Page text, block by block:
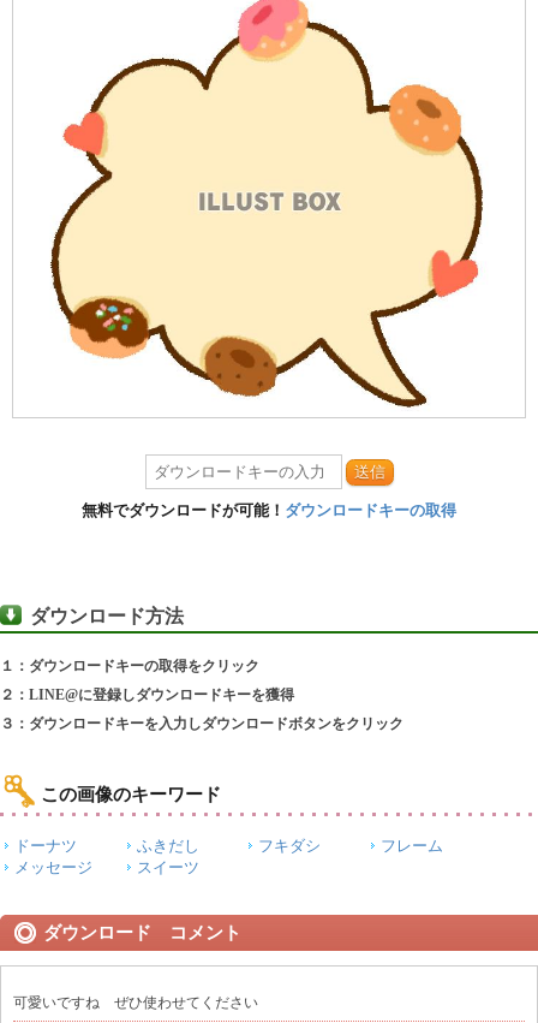
送信
無料でダウンロードが可能！ ダウンロードキーの取得
ダウンロード方法
１：ダウンロードキーの取得をクリック
２：LINE@に登録しダウンロードキーを獲得
３：ダウンロードキーを入力しダウンロードボタンをクリック
この画像のキーワード
ドーナツ ふきだし フキダシ
フレーム
メッセージ
スイーツ
ダウンロード コメント
可愛いですね ぜひ使わせてください